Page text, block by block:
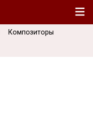
Композиторы